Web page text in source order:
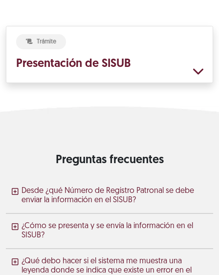
Trámite
Presentación de SISUB
Preguntas frecuentes
Desde ¿qué Número de Registro Patronal se debe
enviar la información en el SISUB?
¿Cómo se presenta y se envía la información en el
SISUB?
¿Qué debo hacer si el sistema me muestra una
leyenda donde se indica que existe un error en el